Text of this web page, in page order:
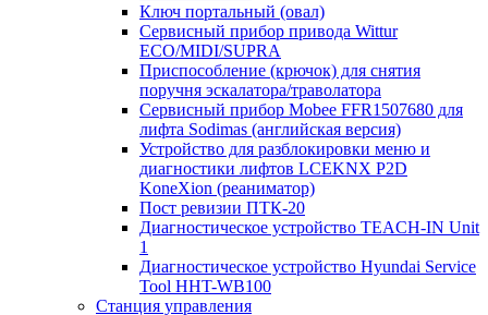
Ключ портальный (овал)
Сервисный прибор привода Wittur
ECO/MIDI/SUPRA
Приспособление (крючок) для снятия
поручня эскалатора/траволатора
Сервисный прибор Mobee FFR1507680 для
лифта Sodimas (английская версия)
Устройство для разблокировки меню и
диагностики лифтов LCEKNX P2D
KoneXion (реаниматор)
Пост ревизии ПТК-20
Диагностическое устройство TEACH-IN Unit
1
Диагностическое устройство Hyundai Service
Tool HHT-WB100
Станция управления